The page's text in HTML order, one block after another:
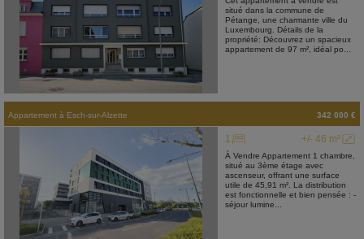
situé dans la commune de
Pétange, une charmante ville du
Luxembourg. Détails de la
propriété: Découvrez un spacieux
appartement de 97 m², idéal po...
Appartement à Esch-sur-Alzette 342 000 €
+/- 46 m²
1
À Vendre Appartement 1 chambre,
situé au 3ème étage avec
ascenseur, offrant une surface
utile de 45,91 m². La distribution
est fonctionnelle et bien pensée : -
séjour lumine...